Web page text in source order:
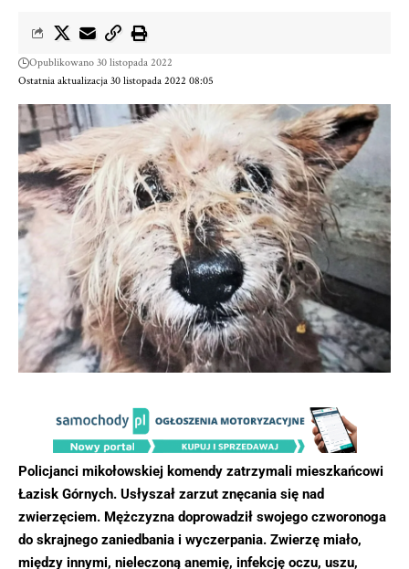
Ostatnia aktualizacja 30 listopada 2022 08:05
Opublikowano 30 listopada 2022
Policjanci mikołowskiej komendy zatrzymali mieszkańcowi
Łazisk Górnych. Usłyszał zarzut znęcania się nad
zwierzęciem. Mężczyzna doprowadził swojego czworonoga
do skrajnego zaniedbania i wyczerpania. Zwierzę miało,
między innymi, nieleczoną anemię, infekcję oczu, uszu,